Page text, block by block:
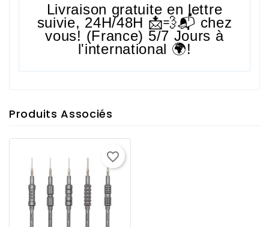
Livraison gratuite en lettre
suivie, 24H/48H 📩💨📬 chez
vous! (France) 5/7 Jours à
l'international 🌍!
Produits Associés
favorite_border